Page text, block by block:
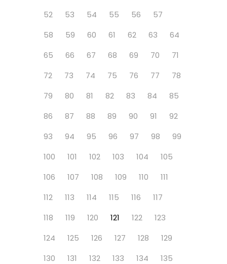
52
53 54 55 56
57
58
59 60 61 62 63
64
65
66 67 68 69 70
71
72
73 74 75 76 77
78
79
80 81 82 83 84
85
86
87 88 89 90 91
92
93
94 95 96 97 98
99
100
101 102 103 104
105
106
107 108 109 110
111
112
113 114 115 116
117
118
119 120 121 122
123
124
125 126 127 128
129
130
131 132 133 134
135